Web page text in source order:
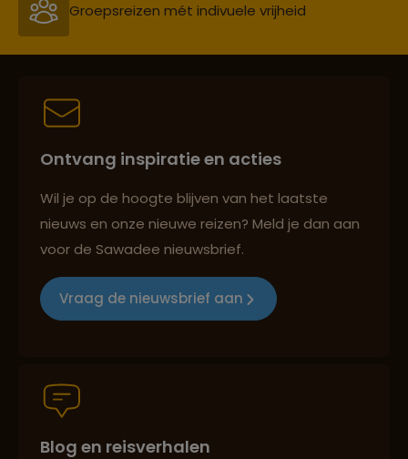
Persoonlijk en deskundig reisadvies
Best beoordeelde reisroutes
Groepsreizen mét indivuele vrijheid
Best beoordeelde reisroutes
Ontvang inspiratie en acties
Wil je op de hoogte blijven van het laatste
nieuws en onze nieuwe reizen? Meld je dan aan
voor de Sawadee nieuwsbrief.
Vraag de nieuwsbrief aan
Blog en reisverhalen